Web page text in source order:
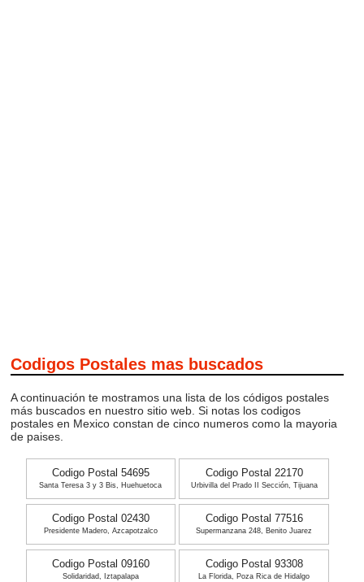
Codigos Postales mas buscados
A continuación te mostramos una lista de los códigos postales
más buscados en nuestro sitio web. Si notas los codigos
postales en Mexico constan de cinco numeros como la mayoria
de paises.
Codigo Postal 54695
Santa Teresa 3 y 3 Bis, Huehuetoca
Codigo Postal 22170
Urbivilla del Prado II Sección, Tijuana
Codigo Postal 02430
Presidente Madero, Azcapotzalco
Codigo Postal 77516
Supermanzana 248, Benito Juarez
Codigo Postal 09160
Solidaridad, Iztapalapa
Codigo Postal 93308
La Florida, Poza Rica de Hidalgo